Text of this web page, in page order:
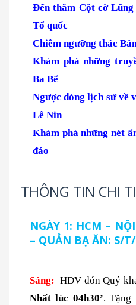
Đến thăm Cột cờ
Tổ quốc
Chiêm ngưỡng thác
Khám phá những
Ba Bể
Ngược dòng lịch sử về
Lê Nin
Khám phá những nét
đáo
THÔNG TIN CHI
NGÀY 1: HCM –
– QUẢN BẠ ĂN: S/
Sáng: HDV đón Quý
Nhất lúc 04h30’. Tặng